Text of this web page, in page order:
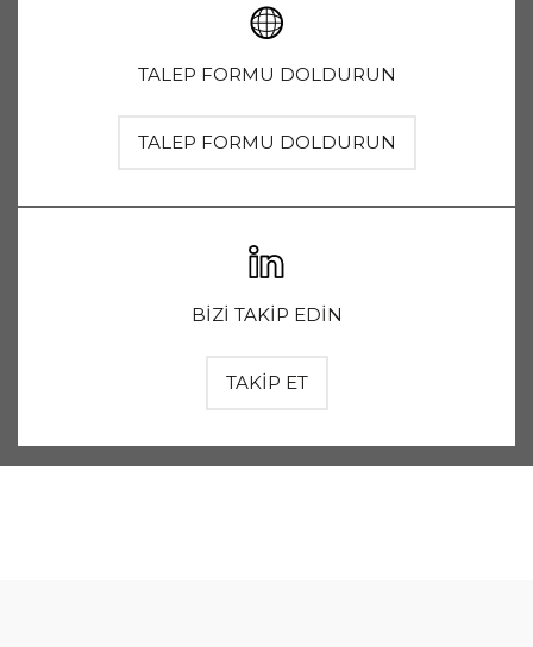
TALEP FORMU DOLDURUN
TALEP FORMU DOLDURUN
BİZİ TAKİP EDİN
TAKİP ET